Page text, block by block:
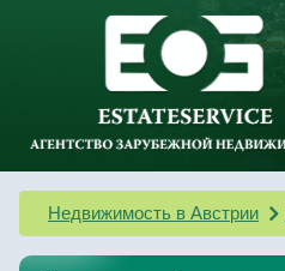
Недвижимость в Австрии